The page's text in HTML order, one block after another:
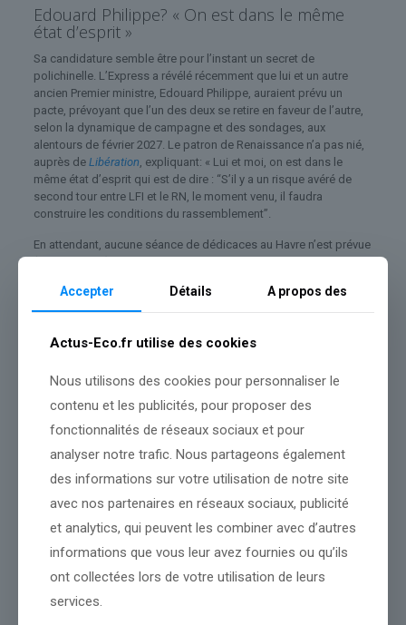
Edouard Philippe? « On est dans le même
état d’esprit »
Sa candidature semble être pour l’instant un secret de
polichinelle. L’Express a révélé récemment que lui et un autre
ancien Premier ministre, Edouard Philippe, auraient prévu un
pacte, prévoyant que l’un des deux se retire en faveur de l’autre,
selon la dynamique de campagne et des sondages, aux
alentours de février 2027. Le patron de Renaissance n’a pas nié,
auprès de Libération , expliquant: « Lui et moi, on est dans le
même état d’esprit qui est de dire : “S’il y a un risque avéré de
second tour entre LFI et le RN, le moment venu, il faudra
construire les conditions du rassemblement”.
En attendant, aucune séance de dédicaces au Havre n’est prévue
Un grand meeting le 30 mai à Paris
Une campagne médiatique qui pourrait véritablement se muer en
arrondissement de Paris). Peut-être le lieu propice pour une
« grande annonce et une grande décision? »
Conclusion : L'équipe suit cette actualité de près pour mieux
Partager le contenu
Accepter Détails A propos des
Actus-Eco.fr utilise des cookies
Nous utilisons des cookies pour personnaliser le
contenu et les publicités, pour proposer des
fonctionnalités de réseaux sociaux et pour
analyser notre trafic. Nous partageons également
des informations sur votre utilisation de notre site
avec nos partenaires en réseaux sociaux, publicité
et analytics, qui peuvent les combiner avec d’autres
informations que vous leur avez fournies ou qu’ils
ont collectées lors de votre utilisation de leurs
services.